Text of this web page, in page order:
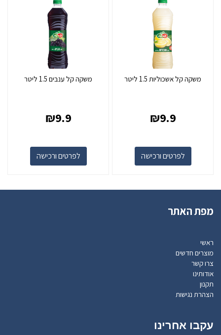
משקה קל אשכוליות 1.5 ליטר
₪9.9
לפרטים ורכישה
משקה קל ענבים 1.5 ליטר
₪9.9
לפרטים ורכישה
מפת האתר
ראשי
מוצרים חדשים
צרו קשר
אודותינו
תקנון
הצהרת נגישות
עקבו אחרינו